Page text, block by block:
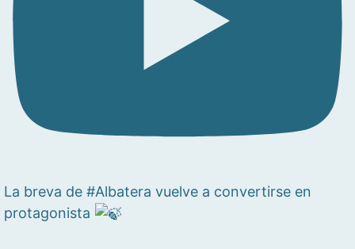
La breva de #Albatera vuelve a convertirse en
protagonista